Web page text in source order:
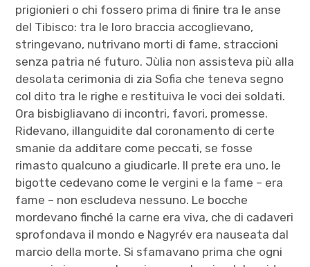
prigionieri o chi fossero prima di finire tra le anse
del Tibisco: tra le loro braccia accoglievano,
stringevano, nutrivano morti di fame, straccioni
senza patria né futuro. Jùlia non assisteva più alla
desolata cerimonia di zia Sofia che teneva segno
col dito tra le righe e restituiva le voci dei soldati.
Ora bisbigliavano di incontri, favori, promesse.
Ridevano, illanguidite dal coronamento di certe
smanie da additare come peccati, se fosse
rimasto qualcuno a giudicarle. Il prete era uno, le
bigotte cedevano come le vergini e la fame – era
fame – non escludeva nessuno. Le bocche
mordevano finché la carne era viva, che di cadaveri
sprofondava il mondo e Nagyrév era nauseata dal
marcio della morte. Si sfamavano prima che ogni